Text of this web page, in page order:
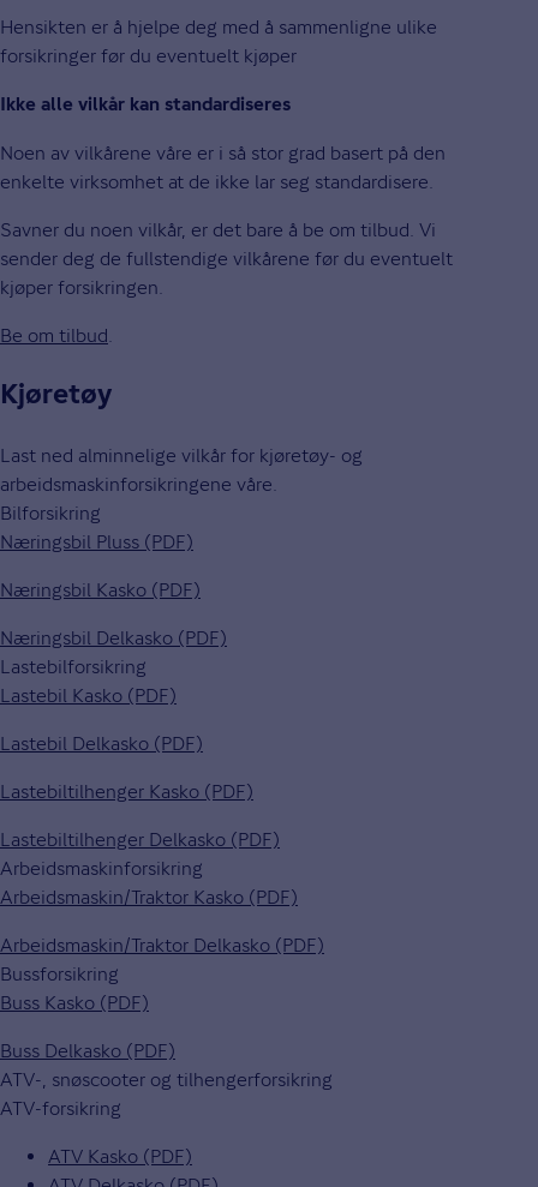
Hensikten er å hjelpe deg med å sammenligne ulike
forsikringer før du eventuelt kjøper
Ikke alle vilkår kan standardiseres
Noen av vilkårene våre er i så stor grad basert på den
enkelte virksomhet at de ikke lar seg standardisere.
Savner du noen vilkår, er det bare å be om tilbud. Vi
sender deg de fullstendige vilkårene før du eventuelt
kjøper forsikringen.
Be om tilbud.
Kjøretøy
Last ned alminnelige vilkår for kjøretøy- og
arbeidsmaskinforsikringene våre.
Bilforsikring
Næringsbil Pluss (PDF)
Næringsbil Kasko (PDF)
Næringsbil Delkasko (PDF)
Lastebilforsikring
Lastebil Kasko (PDF)
Lastebil Delkasko (PDF)
Lastebiltilhenger Kasko (PDF)
Lastebiltilhenger Delkasko (PDF)
Arbeidsmaskinforsikring
Arbeidsmaskin/Traktor Kasko (PDF)
Arbeidsmaskin/Traktor Delkasko (PDF)
Bussforsikring
Buss Kasko (PDF)
Buss Delkasko (PDF)
ATV-, snøscooter og tilhengerforsikring
ATV-forsikring
ATV Kasko (PDF)